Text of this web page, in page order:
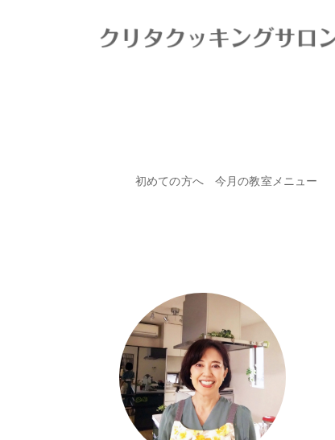
初めての方へ 今月の教室メニュー